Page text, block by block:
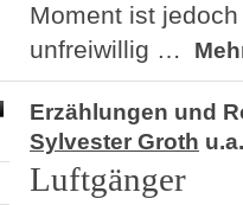
Moment ist
unfreiwillig …
Erzählungen und
Sylvester Groth u.a.
Luftgänger